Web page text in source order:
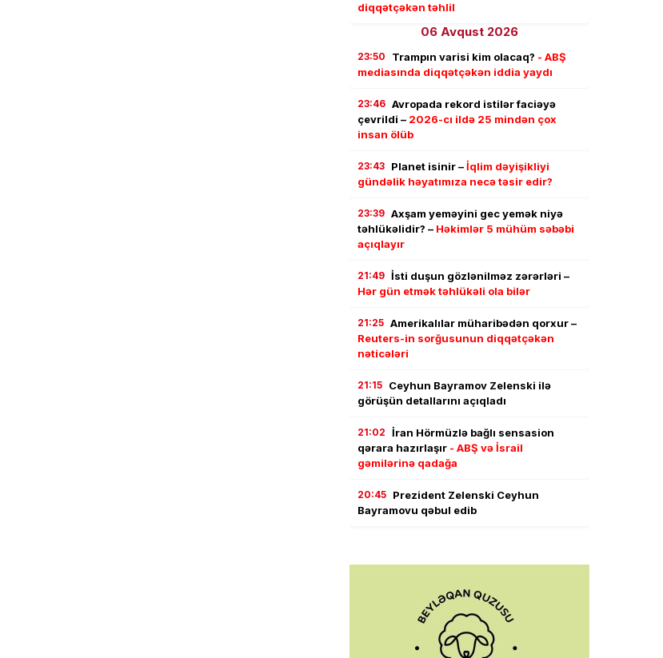
diqqətçəkən təhlil
06 Avqust 2026
23:50 Trampın varisi kim olacaq? - ABŞ
mediasında diqqətçəkən iddia yaydı
23:46 Avropada rekord istilər faciəyə
çevrildi – 2026-cı ildə 25 mindən çox
insan ölüb
23:43 Planet isinir –İqlim dəyişikliyi
gündəlik həyatımıza necə təsir edir?
23:39 Axşam yeməyini gec yemək niyə
təhlükəlidir? – Həkimlər 5 mühüm səbəbi
açıqlayır
21:49 İsti duşun gözlənilməz zərərləri –
Hər gün etmək təhlükəli ola bilər
21:25 Amerikalılar müharibədən qorxur –
Reuters-in sorğusunun diqqətçəkən
nəticələri
21:15 Ceyhun Bayramov Zelenski ilə
görüşün detallarını açıqladı
21:02 İran Hörmüzlə bağlı sensasion
qərara hazırlaşır - ABŞ və İsrail
gəmilərinə qadağa
20:45 Prezident Zelenski Ceyhun
Bayramovu qəbul edib